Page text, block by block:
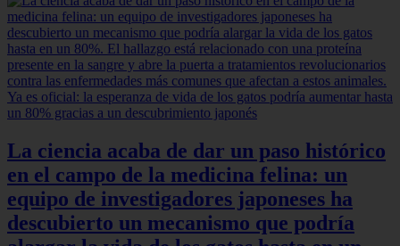
La ciencia acaba de dar un paso histórico
en el campo de la medicina felina: un
equipo de investigadores japoneses ha
descubierto un mecanismo que podría